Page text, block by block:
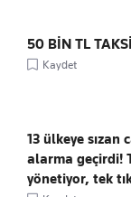
50 BİN TL
Kaydet
13 ülkeye sızan
alarma geçirdi!
yönetiyor, tek